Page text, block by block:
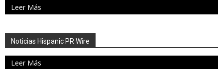
Leer Más
Noticias Hispanic PR Wire
Leer Más